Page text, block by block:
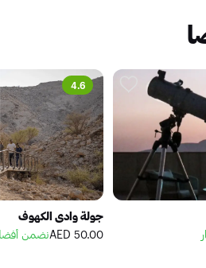
4.6
جولة وادي الكهوف
50.00 AED
نضمن